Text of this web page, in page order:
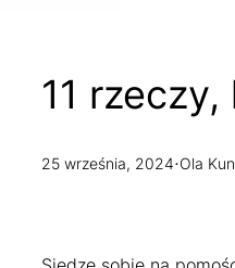
11
25 września, 2024·Ola